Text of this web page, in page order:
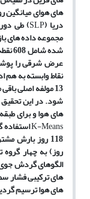
دریا (SLP
مجموعه داده های
عرض شرقی را
نقاط وابسته به
شود. در این تحقیق
های هوا و برای
K-Meansاستفاده
118 روز بارش مشترک بین ایستگاه ها ترسیم شد.
روز) به چهار
الگوهای گردش جوی
های هوا ترسیم